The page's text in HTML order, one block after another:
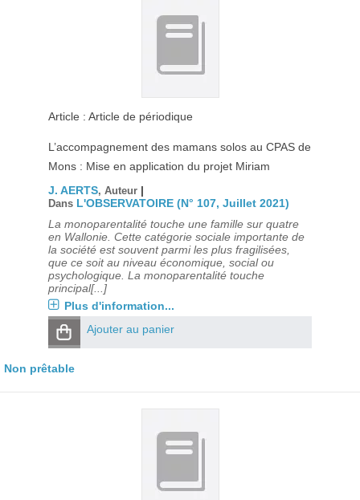
Article : Article de périodique
L’accompagnement des mamans solos au CPAS de
Mons : Mise en application du projet Miriam
J. AERTS, Auteur |
Dans L'OBSERVATOIRE (N° 107, Juillet 2021)
La monoparentalité touche une famille sur quatre
en Wallonie. Cette catégorie sociale importante de
la société est souvent parmi les plus fragilisées,
que ce soit au niveau économique, social ou
psychologique. La monoparentalité touche
principal[...]
Plus d'information...
Ajouter au panier
Non prêtable